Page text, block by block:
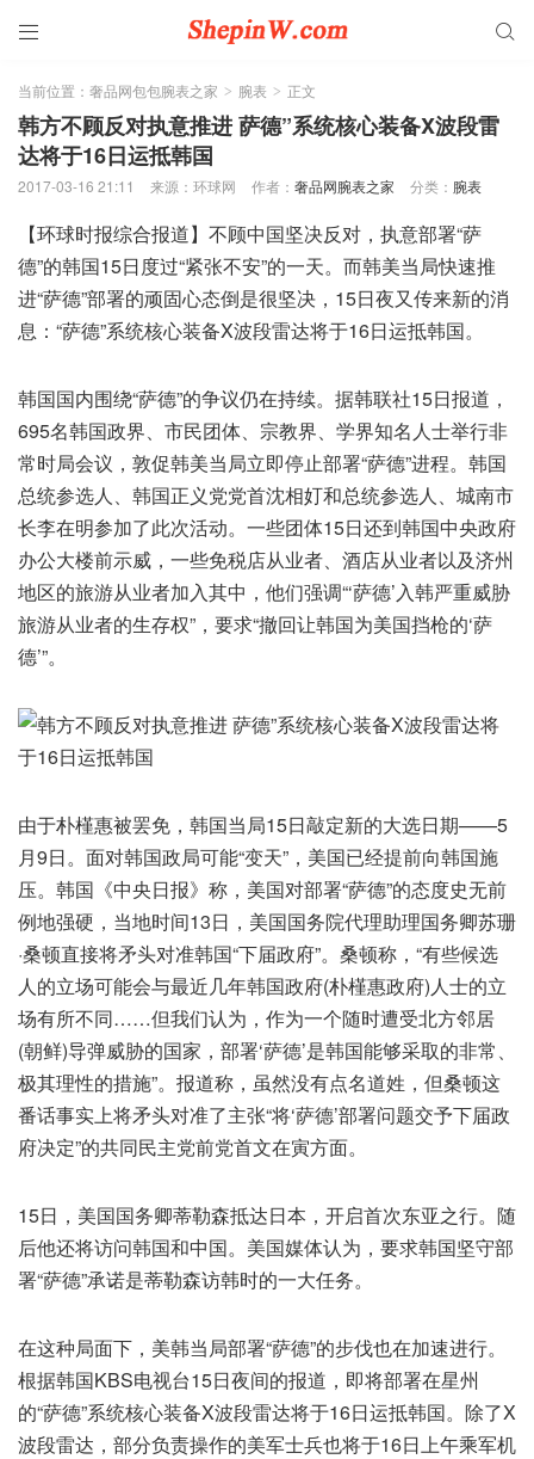
 
当前位置： 奢品网包包腕表之家 > 腕表 > 正文
韩方不顾反对执意推进 萨德”系统核心装备X波段雷
达将于16日运抵韩国
2017-03-16 21:11 来源：环球网 作者： 奢品网腕表之家 分类： 腕表
【环球时报综合报道】不顾中国坚决反对，执意部署“萨
德”的韩国15日度过“紧张不安”的一天。而韩美当局快速推
进“萨德”部署的顽固心态倒是很坚决，15日夜又传来新的消
息：“萨德”系统核心装备X波段雷达将于16日运抵韩国。
韩国国内围绕“萨德”的争议仍在持续。据韩联社15日报道，
695名韩国政界、市民团体、宗教界、学界知名人士举行非
常时局会议，敦促韩美当局立即停止部署“萨德”进程。韩国
总统参选人、韩国正义党党首沈相奵和总统参选人、城南市
长李在明参加了此次活动。一些团体15日还到韩国中央政府
办公大楼前示威，一些免税店从业者、酒店从业者以及济州
地区的旅游从业者加入其中，他们强调“‘萨德’入韩严重威胁
旅游从业者的生存权”，要求“撤回让韩国为美国挡枪的‘萨
德’”。
由于朴槿惠被罢免，韩国当局15日敲定新的大选日期——5
月9日。面对韩国政局可能“变天”，美国已经提前向韩国施
压。韩国《中央日报》称，美国对部署“萨德”的态度史无前
例地强硬，当地时间13日，美国国务院代理助理国务卿苏珊
·桑顿直接将矛头对准韩国“下届政府”。桑顿称，“有些候选
人的立场可能会与最近几年韩国政府(朴槿惠政府)人士的立
场有所不同……但我们认为，作为一个随时遭受北方邻居
(朝鲜)导弹威胁的国家，部署‘萨德’是韩国能够采取的非常、
极其理性的措施”。报道称，虽然没有点名道姓，但桑顿这
番话事实上将矛头对准了主张“将‘萨德’部署问题交予下届政
府决定”的共同民主党前党首文在寅方面。
15日，美国国务卿蒂勒森抵达日本，开启首次东亚之行。随
后他还将访问韩国和中国。美国媒体认为，要求韩国坚守部
署“萨德”承诺是蒂勒森访韩时的一大任务。
在这种局面下，美韩当局部署“萨德”的步伐也在加速进行。
根据韩国KBS电视台15日夜间的报道，即将部署在星州
的“萨德”系统核心装备X波段雷达将于16日运抵韩国。除了X
波段雷达，部分负责操作的美军士兵也将于16日上午乘军机